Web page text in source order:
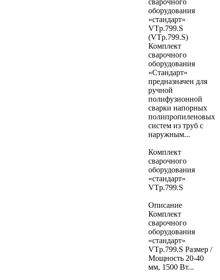
сварочного
оборудования
«стандарт»
VTp.799.S
(VTp.799.S)
Комплект
сварочного
оборудования
«Стандарт»
предназначен для
ручной
полифузионной
сварки напорных
полипропиленовых
систем из труб с
наружным...
Комплект
сварочного
оборудования
«стандарт»
VTp.799.S
Описание
Комплект
сварочного
оборудования
«стандарт»
VTp.799.S Размер /
Мощность 20-40
мм, 1500 Вт...